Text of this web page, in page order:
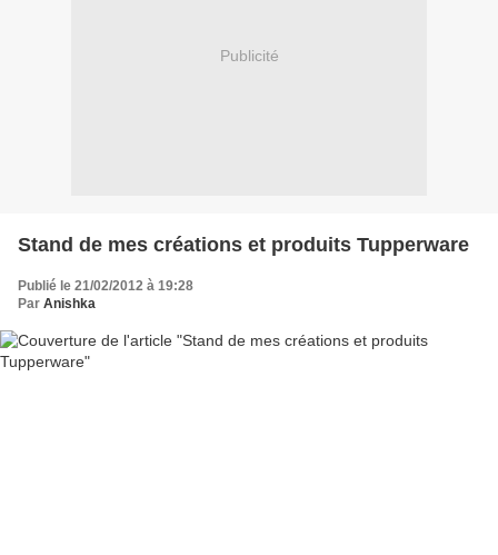
Publicité
Stand de mes créations et produits Tupperware
Publié le 21/02/2012 à 19:28
Par Anishka